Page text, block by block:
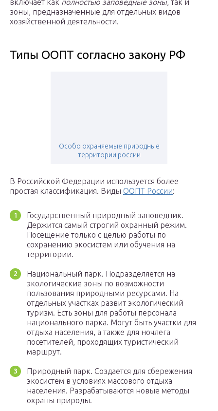
включает как полностью заповедные зоны, так и
зоны, предназначенные для отдельных видов
хозяйственной деятельности.
Типы ООПТ согласно закону РФ
Особо охраняемые природные
территории россии
В Российской Федерации используется более
простая классификация. Виды ООПТ России:
Государственный природный заповедник.
Держится самый строгий охранный режим.
Посещение только с целью работы по
сохранению экосистем или обучения на
территории.
Национальный парк. Подразделяется на
экологические зоны по возможности
пользования природными ресурсами. На
отдельных участках развит экологический
туризм. Есть зоны для работы персонала
национального парка. Могут быть участки для
отдыха населения, а также для ночлега
посетителей, проходящих туристический
маршрут.
Природный парк. Создается для сбережения
экосистем в условиях массового отдыха
населения. Разрабатываются новые методы
охраны природы.